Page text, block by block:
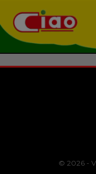
© 2026 -